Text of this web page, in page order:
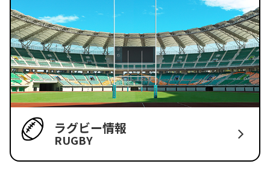
ラグビー情報
RUGBY